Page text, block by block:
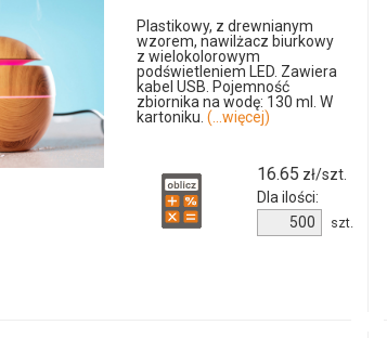
Plastikowy, z drewnianym
wzorem, nawilżacz biurkowy
z wielokolorowym
podświetleniem LED. Zawiera
kabel USB. Pojemność
zbiornika na wodę: 130 ml. W
kartoniku. (...więcej)
16.65 zł/szt.
Dla ilości:
produktu
szt.